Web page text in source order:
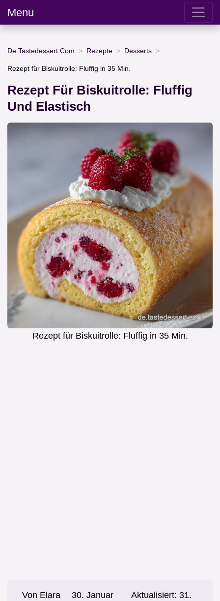
Menu
De.Tastedessert.Com Rezepte Desserts
Rezept für Biskuitrolle: Fluffig in 35 Min.
Rezept Für Biskuitrolle: Fluffig
Und Elastisch
Rezept für Biskuitrolle: Fluffig in 35 Min.
Von Elara
30. Januar
Aktualisiert: 31.